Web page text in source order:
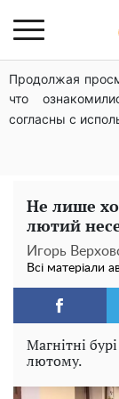
Продолжая
что
согласны с
Дрони із
мільйони
Естонії
Повністю
таких
Не лише
лютий
Игорь
Всі матеріали
Магнітні
лютому.